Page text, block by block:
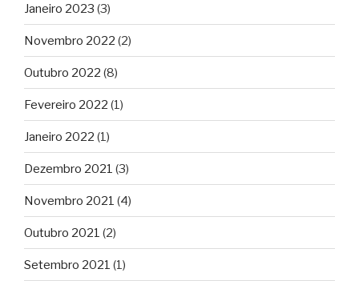
Janeiro 2023 (3)
Novembro 2022 (2)
Outubro 2022 (8)
Fevereiro 2022 (1)
Janeiro 2022 (1)
Dezembro 2021 (3)
Novembro 2021 (4)
Outubro 2021 (2)
Setembro 2021 (1)